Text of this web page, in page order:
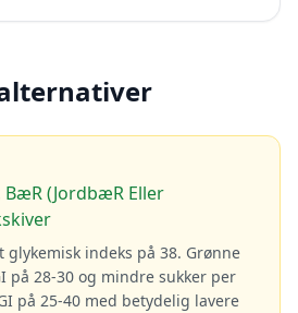
BæR (JordbæR Eller
indeks på 38. Grønne
på 28-30 og mindre sukker per
på 25-40 med betydelig lavere